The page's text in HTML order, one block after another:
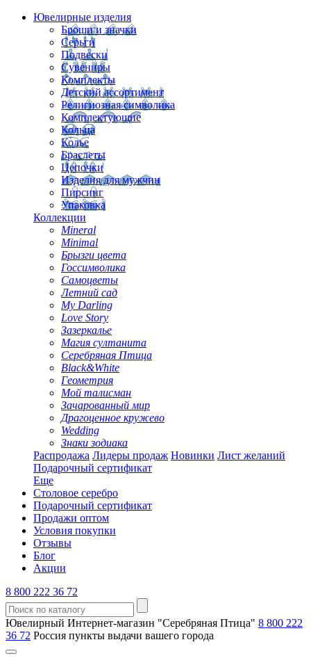
Ювелирные изделия
Броши и значки
Серьги
Подвески
Сувениры
Комплекты
Детский ассортимент
Религиозная символика
Комплектующие
Кольца
Колье
Браслеты
Цепочки
Изделия для мужчин
Пирсинг
Упаковка
Коллекции
Mineral
Minimal
Брызги цвета
Госсимволика
Самоцветы
Летний сад
My Darling
Love Story
Зазеркалье
Магия султанита
Серебряная Птица
Black&White
Геометрия
Мой талисман
Зачарованный мир
Драгоценное кружево
Wedding
Знаки зодиака
Распродажа Лидеры продаж Новинки Лист желаний
Подарочный сертификат
Еще
Столовое серебро
Подарочный сертификат
Продажи оптом
Условия покупки
Отзывы
Блог
Акции
8 800 222 36 72
Ювелирный Интернет-магазин "Серебряная Птица" 8 800 222
36 72 Россия пункты выдачи вашего города